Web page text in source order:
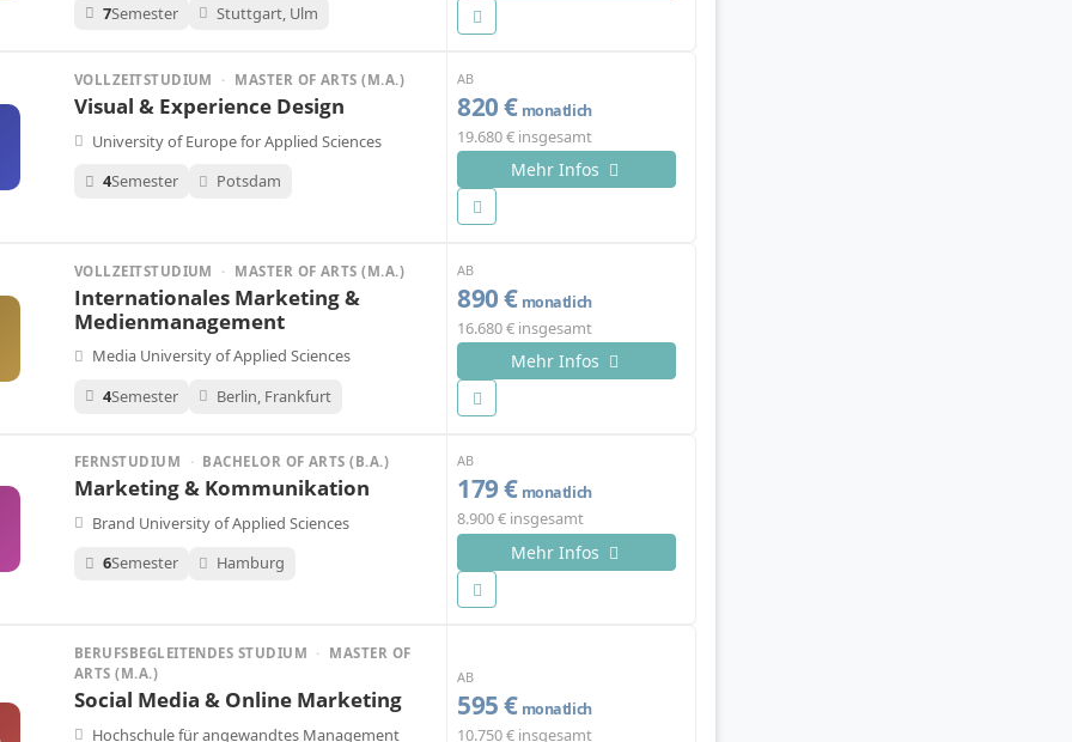
7Semester Stuttgart, Ulm
VOLLZEITSTUDIUM · MASTER OF ARTS (M.A.)
Visual & Experience Design
University of Europe for Applied Sciences
4Semester Potsdam
AB
820 € monatlich
19.680 € insgesamt
Mehr Infos
VOLLZEITSTUDIUM · MASTER OF ARTS (M.A.)
Internationales Marketing &
Medienmanagement
Media University of Applied Sciences
4Semester Berlin, Frankfurt
AB
890 € monatlich
16.680 € insgesamt
Mehr Infos
FERNSTUDIUM · BACHELOR OF ARTS (B.A.)
Marketing & Kommunikation
Brand University of Applied Sciences
6Semester Hamburg
AB
179 € monatlich
8.900 € insgesamt
Mehr Infos
BERUFSBEGLEITENDES STUDIUM · MASTER OF
ARTS (M.A.)
Social Media & Online Marketing
Hochschule für angewandtes Management
AB
595 € monatlich
10.750 € insgesamt